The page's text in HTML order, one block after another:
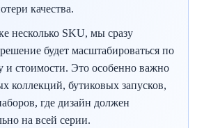
качества.
несколько SKU, мы сразу
будет масштабироваться по
и стоимости. Это особенно важно
коллекций, бутиковых запусков,
где дизайн должен
на всей серии.